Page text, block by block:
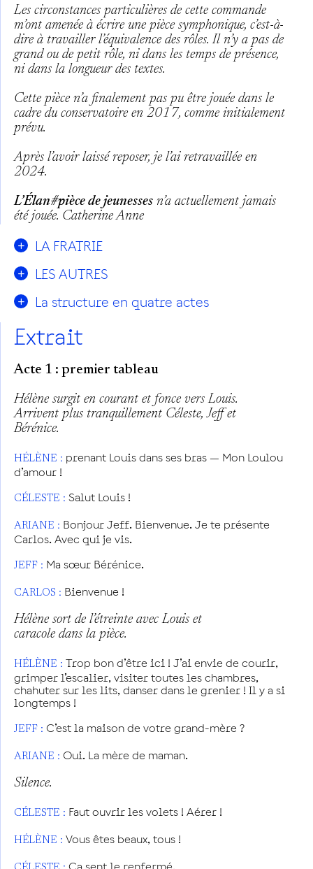
Les circonstances particulières de cette commande
m’ont amenée à écrire une pièce symphonique, c’est-à-
dire à travailler l’équivalence des rôles. Il n’y a pas de
grand ou de petit rôle, ni dans les temps de présence,
ni dans la longueur des textes.
Cette pièce n’a finalement pas pu être jouée dans le
cadre du conservatoire en 2017, comme initialement
prévu.
Après l’avoir laissé reposer, je l’ai retravaillée en
2024.
L’Élan#pièce de jeunesses n’a actuellement jamais
été jouée. Catherine Anne
LA FRATRIE
LES AUTRES
La structure en quatre actes
Extrait
Acte 1 : premier tableau
Hélène surgit en courant et fonce vers Louis.
Arrivent plus tranquillement Céleste, Jeff et
Bérénice.
HÉLÈNE : prenant Louis dans ses bras — Mon Loulou
d’amour !
CÉLESTE : Salut Louis !
ARIANE : Bonjour Jeff. Bienvenue. Je te présente
Carlos. Avec qui je vis.
JEFF : Ma sœur Bérénice.
CARLOS : Bienvenue !
Hélène sort de l’étreinte avec Louis et
caracole dans la pièce.
HÉLÈNE : Trop bon d’être ici ! J’ai envie de courir,
grimper l’escalier, visiter toutes les chambres,
chahuter sur les lits, danser dans le grenier ! Il y a si
longtemps !
JEFF : C’est la maison de votre grand-mère ?
ARIANE : Oui. La mère de maman.
Silence.
CÉLESTE : Faut ouvrir les volets ! Aérer !
HÉLÈNE : Vous êtes beaux, tous !
Ça sent le renfermé.